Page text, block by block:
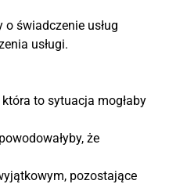
świadczenie usług
usługi.
to sytuacja mogłaby
że
pozostające